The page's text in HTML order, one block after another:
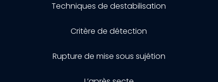
Techniques de destabilisation
Critère de détection
Rupture de mise sous sujétion